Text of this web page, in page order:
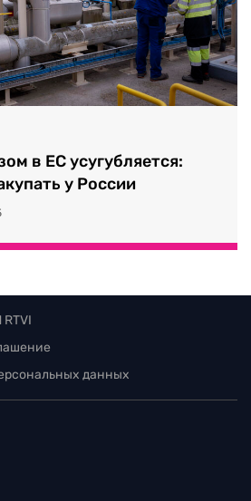
в ЕС усугубляется:
у России
данных